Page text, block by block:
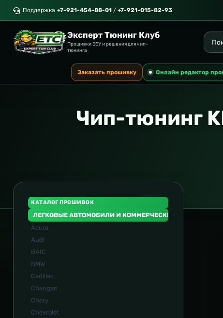
Поддержка +7-921-454-88-01 / +7-921-015-82-93
Эксперт Тюнинг Клуб
Прошивки ЭБУ и решения для чип-
тюнинга
Заказать прошивку Онлайн редактор
Чип-тюнинг
КАТАЛОГ ПРОШИВОК
ЛЕГКОВЫЕ АВТОМОБИЛИ И КОММЕРЧЕСКИЙ ТРАНСПОРТ
Acura
Audi
BAIC
BMW
Cadillac
Changan
Chery
Chevrolet